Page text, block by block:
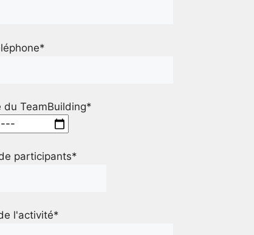
du TeamBuilding*
participants*
l'activité*